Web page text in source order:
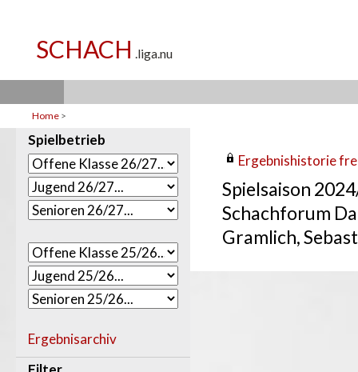
Home >
Spielbetrieb
Ergebnisarchiv
Ergebnishistorie
Spielsaison
Schachforum
Gramlich,